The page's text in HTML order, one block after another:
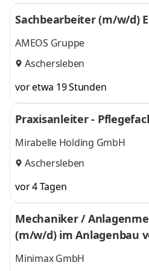
Sachbearbeiter (m/w/d)
AMEOS Gruppe
Aschersleben
vor etwa 19 Stunden
Praxisanleiter -
Mirabelle Holding GmbH
Aschersleben
vor 4 Tagen
Mechaniker /
(m/w/d) im Anlagenbau
gen
Minimax GmbH